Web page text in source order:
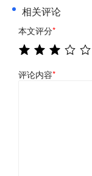
相关评论
本文评分*
评论内容*